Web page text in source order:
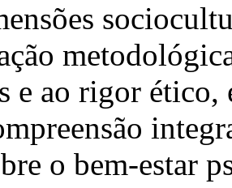
e ao rigor ético,
o bem-estar